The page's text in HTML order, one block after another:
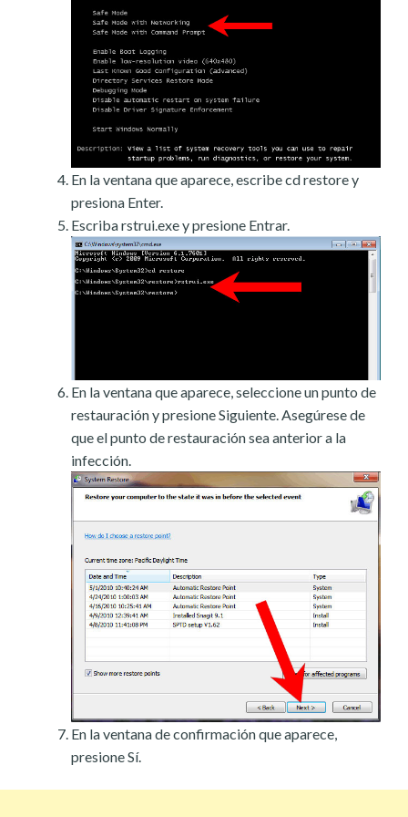
En la ventana que aparece, escribe cd restore y
presiona Enter.
Escriba rstrui.exe y presione Entrar.
En la ventana que aparece, seleccione un punto de
restauración y presione Siguiente. Asegúrese de
que el punto de restauración sea anterior a la
infección.
En la ventana de confirmación que aparece,
presione Sí.